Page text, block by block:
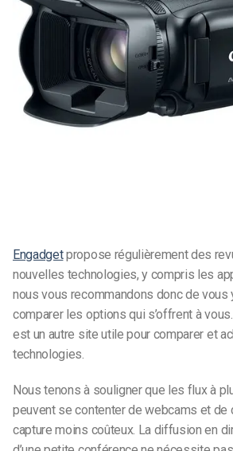
Engadgetpropose régulièrement des
nouvelles technologies, y compris les
nous vous recommandons donc de vous
comparer les options qui s’offrent à vous.
est un autre site utile pour comparer et
technologies.
Nous tenons à souligner que les flux à
peuvent se contenter de webcams et
capture moins coûteux. La diffusion en